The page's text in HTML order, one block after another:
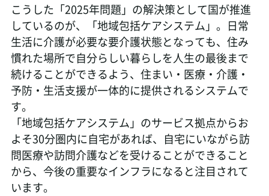
こうした「2025年問題」の解決策として国が推進
しているのが、「地域包括ケアシステム」。日常
生活に介護が必要な要介護状態となっても、住み
慣れた場所で自分らしい暮らしを人生の最後まで
続けることができるよう、住まい・医療・介護・
予防・生活支援が一体的に提供されるシステムで
す。
「地域包括ケアシステム」のサービス拠点からお
よそ30分圏内に自宅があれば、自宅にいながら訪
問医療や訪問介護などを受けることができること
から、今後の重要なインフラになると注目されて
います。